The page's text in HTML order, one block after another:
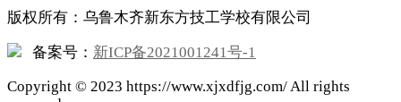
版权所有：乌鲁木齐新东方技工学校有限公司
备案号： 新ICP备2021001241号-1
Copyright © 2023 https://www.xjxdfjg.com/ All rights